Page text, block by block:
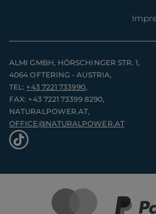
ALMI GMBH, HÖRSCHINGER STR. 1,
4064 OFTERING - AUSTRIA,
TEL: +43 7221 733990,
FAX: +43 7221 73399 8290,
NATURALPOWER.AT,
OFFICE@NATURALPOWER.AT